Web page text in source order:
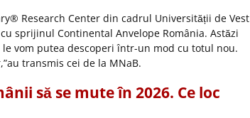
Research Center din cadrul Universității de Vest
sprijinul Continental Anvelope România. Astăzi
vom putea descoperi într-un mod cu totul nou.
transmis cei de la MNaB.
să se mute în 2026. Ce loc